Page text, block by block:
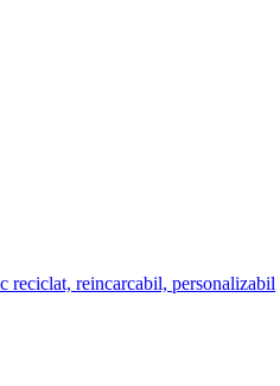
reciclat, reincarcabil, personalizabil